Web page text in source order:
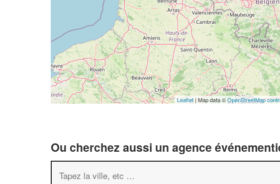
Leaflet| Map data ©OpenStreetMap
Ou cherchez aussi un agence